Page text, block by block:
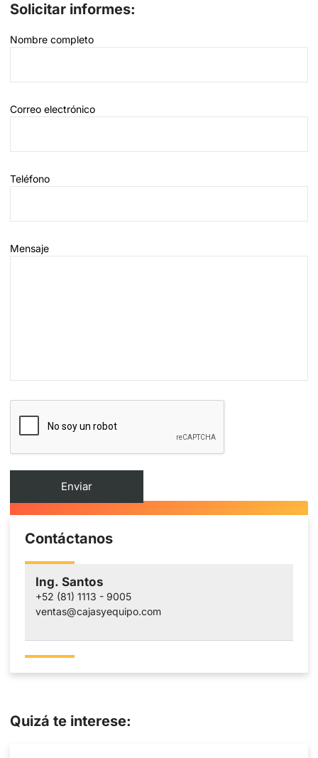
Solicitar informes:
Nombre completo
Correo electrónico
Teléfono
Mensaje
Contáctanos
Ing. Santos
+52 (81) 1113 - 9005
ventas@cajasyequipo.com
Quizá te interese: